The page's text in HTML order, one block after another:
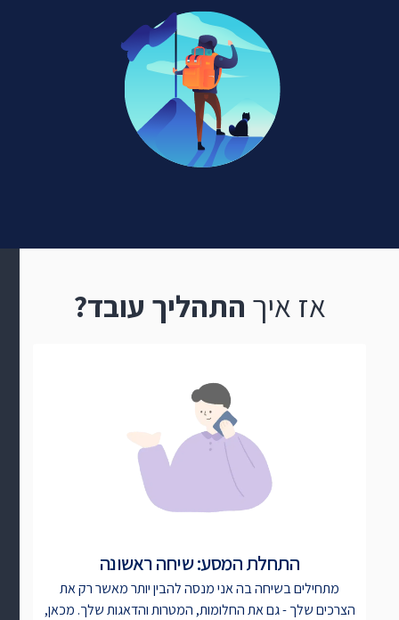
אז איך התהליך עובד?
התחלת המסע: שיחה ראשונה
מתחילים בשיחה בה אני מנסה להבין יותר מאשר רק את
הצרכים שלך - גם את החלומות, המטרות והדאגות שלך. מכאן,